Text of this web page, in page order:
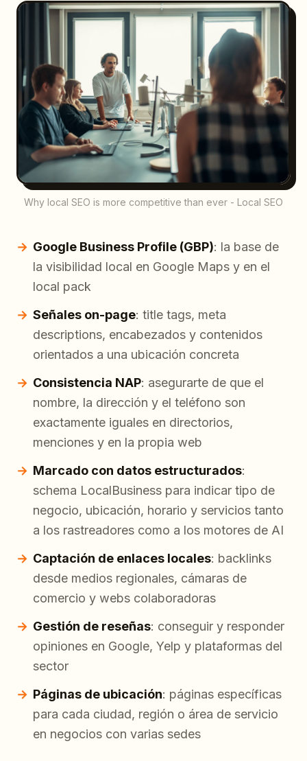
Why local SEO is more competitive than ever - Local SEO
Google Business Profile (GBP): la base de
la visibilidad local en Google Maps y en el
local pack
Señales on-page: title tags, meta
descriptions, encabezados y contenidos
orientados a una ubicación concreta
Consistencia NAP: asegurarte de que el
nombre, la dirección y el teléfono son
exactamente iguales en directorios,
menciones y en la propia web
Marcado con datos estructurados:
schema LocalBusiness para indicar tipo de
negocio, ubicación, horario y servicios tanto
a los rastreadores como a los motores de AI
Captación de enlaces locales: backlinks
desde medios regionales, cámaras de
comercio y webs colaboradoras
Gestión de reseñas: conseguir y responder
opiniones en Google, Yelp y plataformas del
sector
Páginas de ubicación: páginas específicas
para cada ciudad, región o área de servicio
en negocios con varias sedes